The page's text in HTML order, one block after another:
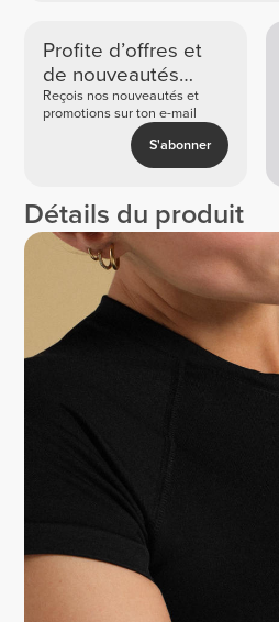
Profite d’offres et
de nouveautés
exclusives
Reçois nos nouveautés et
promotions sur ton e-mail
S'abonner
Détails du produit